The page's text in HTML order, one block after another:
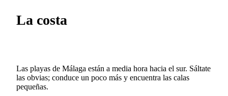
La costa
Las playas de Málaga están a media hora hacia el sur. Sáltate
las obvias; conduce un poco más y encuentra las calas
pequeñas.